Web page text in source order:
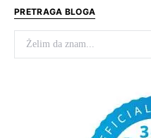
PRETRAGA BLOGA
Search for: